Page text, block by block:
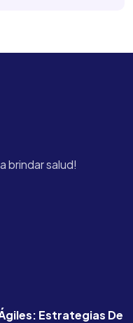
brindar salud!
Estrategias De